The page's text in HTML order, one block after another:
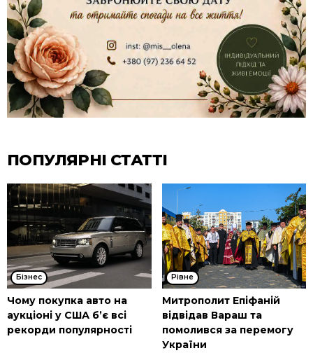
ПОПУЛЯРНІ СТАТТІ
Бізнес
Чому покупка авто на
аукціоні у США б’є всі
рекорди популярності
Рівне
Митрополит Епіфаній
відвідав Вараш та
помолився за перемогу
України